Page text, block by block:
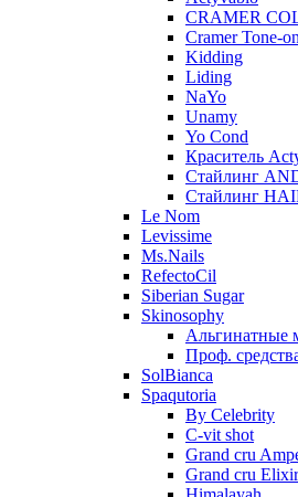
CRAMER
Cramer Tone-
Kidding
Liding
NaYo
Unamy
Yo Cond
Краситель
Стайлинг
Стайлинг
Le Nom
Levissime
Ms.Nails
RefectoCil
Siberian Sugar
Skinosophy
Альгинатные
Проф.
SolBianca
Spaqutoria
By Celebrity
C-vit shot
Grand cru
Grand сru Elixir